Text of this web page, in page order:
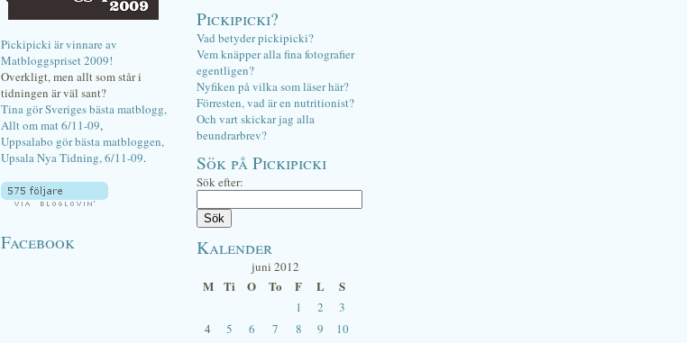
Pickipicki är vinnare av
Matbloggspriset 2009!
Overkligt, men allt som står i
tidningen är väl sant?
Tina gör Sveriges bästa matblogg,
Allt om mat 6/11-09,
Uppsalabo gör bästa matbloggen,
Upsala Nya Tidning, 6/11-09.
Facebook
Pickipicki?
Vad betyder pickipicki?
Vem knäpper alla fina fotografier
egentligen?
Nyfiken på vilka som läser här?
Förresten, vad är en nutritionist?
Och vart skickar jag alla
beundrarbrev?
Sök på Pickipicki
Sök efter:
Kalender
juni 2012
M Ti O To F L S
1 2
3
4
5 6 7 8 9
10